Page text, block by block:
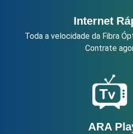
Internet
Toda a velocidade da Fibra
Contrate
ARA